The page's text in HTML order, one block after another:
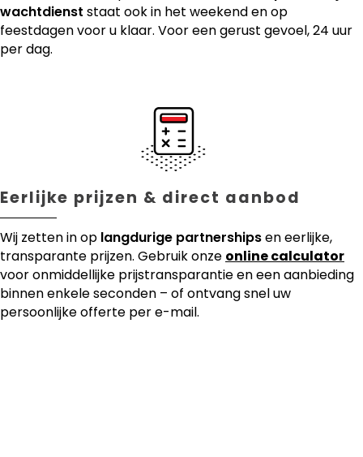
wachtdienst staat ook in het weekend en op
feestdagen voor u klaar. Voor een gerust gevoel, 24 uur
per dag.
Eerlijke prijzen & direct aanbod
Wij zetten in op langdurige partnershipsen eerlijke,
transparante prijzen. Gebruik onze online calculator
voor onmiddellijke prijstransparantie en een aanbieding
binnen enkele seconden – of ontvang snel uw
persoonlijke offerte per e-mail.